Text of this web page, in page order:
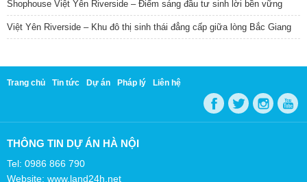
Shophouse Việt Yên Riverside – Điểm sáng đầu tư sinh lời bền vững
Việt Yên Riverside – Khu đô thị sinh thái đẳng cấp giữa lòng Bắc Giang
Trang chủ Tin tức Dự án Pháp lý Liên hệ
THÔNG TIN DỰ ÁN HÀ NỘI
Tel: 0986 866 790
Website: www.land24h.net